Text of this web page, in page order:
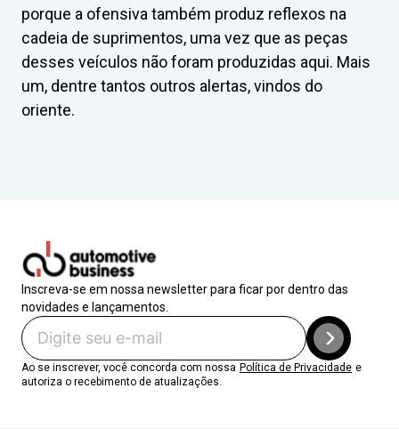
porque a ofensiva também produz reflexos na
cadeia de suprimentos, uma vez que as peças
desses veículos não foram produzidas aqui. Mais
um, dentre tantos outros alertas, vindos do
oriente.
Inscreva-se em nossa newsletter para ficar por dentro das
novidades e lançamentos.
Ao se inscrever, você concorda com nossa Política de Privacidade e
autoriza o recebimento de atualizações.